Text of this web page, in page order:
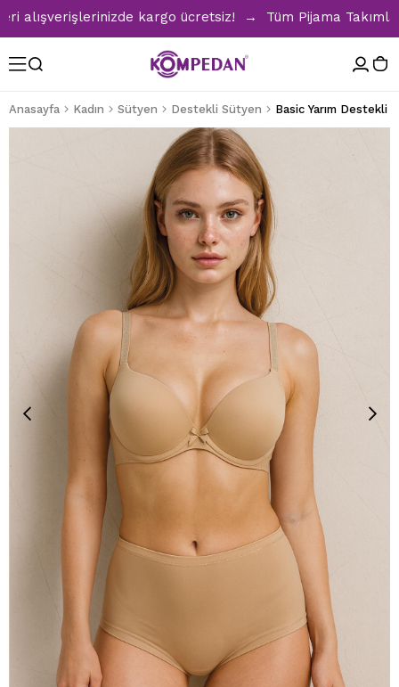
kargo ücretsiz! → Tüm Pijama
Anasayfa Kadın Sütyen Destekli Sütyen Basic Yarım Destekli